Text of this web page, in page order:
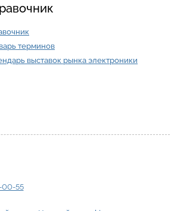
терминов
выставок рынка электроники
00-55